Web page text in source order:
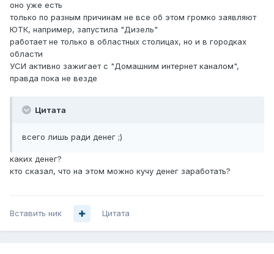
оно уже есть
только по разным причинам не все об этом громко заявляют
ЮТК, например, запустила "Дизель"
работает не только в областных столицах, но и в городках
области
УСИ активно зажигает с "Домашним интернет каналом",
правда пока не везде
Цитата
всего лишь ради денег ;)
каких денег?
кто сказал, что на этом можно кучу денег заработать?
Вставить ник Цитата